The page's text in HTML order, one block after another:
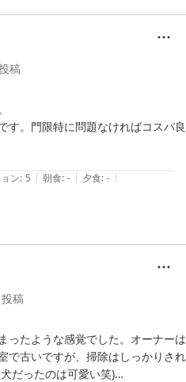
稿
す。門限特に問題なければコスパ良
ン: 5 | 朝食: - | 夕食: - |
投稿
ったような感覚でした。オーナーは
で古いですが、掃除はしっかりされ
だったのは可愛い笑)